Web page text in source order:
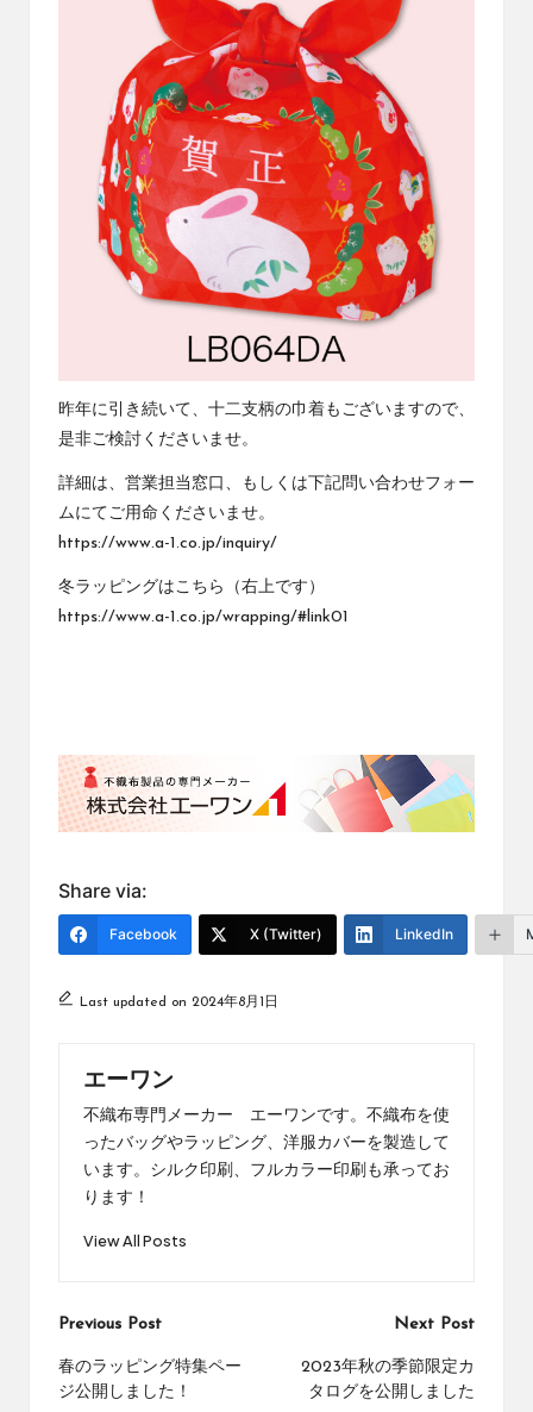
昨年に引き続いて、十二支柄の巾着もございますので、
是非ご検討くださいませ。
詳細は、営業担当窓口、もしくは下記問い合わせフォー
ムにてご用命くださいませ。
https://www.a-1.co.jp/inquiry/
冬ラッピングはこちら（右上です）
https://www.a-1.co.jp/wrapping/#link01
Share via:
Facebook X (Twitter) LinkedIn
Last updated on 2024年8月1日
エーワン
不織布専門メーカー エーワンです。不織布を使
ったバッグやラッピング、洋服カバーを製造して
います。シルク印刷、フルカラー印刷も承ってお
ります！
View All Posts
Post
navigation
Previous Post
春のラッピング特集ペー
ジ公開しました！
Next Post
2023年秋の季節限定カ
タログを公開しました